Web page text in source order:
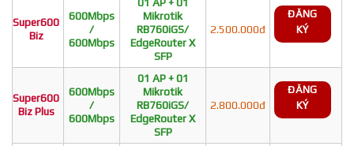
Super600
Biz
600Mbps
/
600Mbps
Mikrotik
RB760iGS/
EdgeRouter X
SFP
2.500.000đ
ĐĂNG
KÝ
Super600
Biz Plus
600Mbps
/
600Mbps
01 AP + 01
Mikrotik
RB760iGS/
EdgeRouter X
SFP
2.800.000đ
ĐĂNG
KÝ